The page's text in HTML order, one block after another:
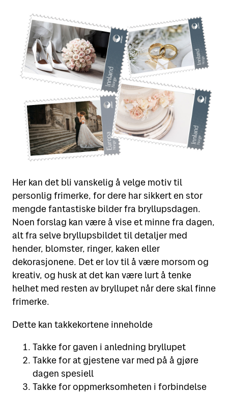
Her kan det bli vanskelig å velge motiv til
personlig frimerke, for dere har sikkert en stor
mengde fantastiske bilder fra bryllupsdagen.
Noen forslag kan være å vise et minne fra dagen,
alt fra selve bryllupsbildet til detaljer med
hender, blomster, ringer, kaken eller
dekorasjonene. Det er lov til å være morsom og
kreativ, og husk at det kan være lurt å tenke
helhet med resten av bryllupet når dere skal finne
frimerke.
Dette kan takkekortene inneholde
Takke for gaven i anledning bryllupet
Takke for at gjestene var med på å gjøre
dagen spesiell
Takke for oppmerksomheten i forbindelse